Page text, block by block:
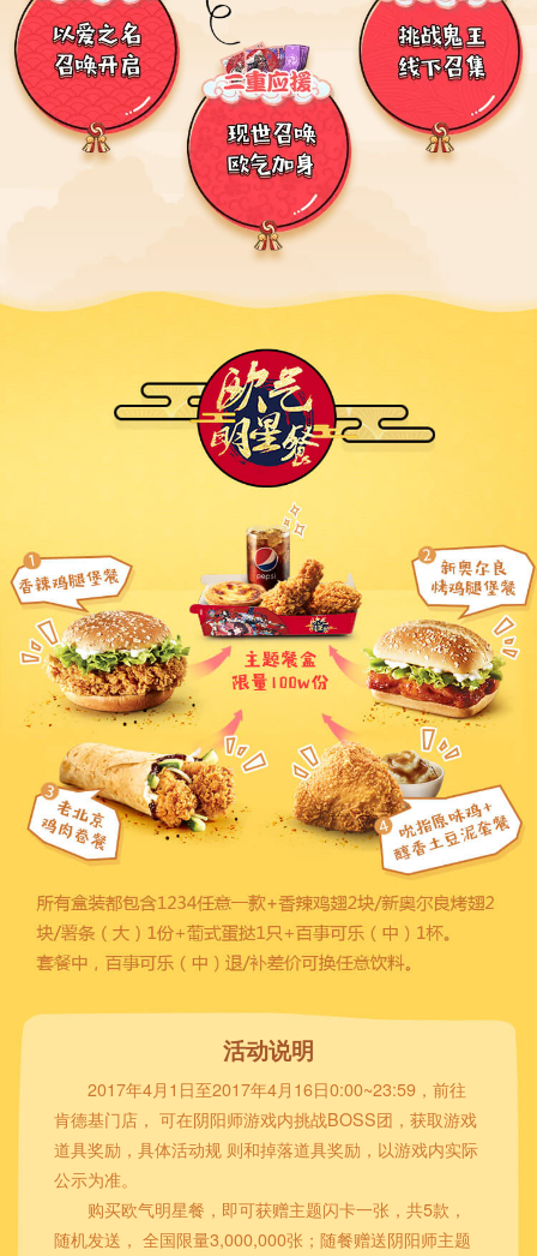
活动说明
2017年4月1日至2017年4月16日0:00~23:59，前往
肯德基门店， 可在阴阳师游戏内挑战BOSS团，获取游戏
道具奖励，具体活动规 则和掉落道具奖励，以游戏内实际
公示为准。
购买欧气明星餐，即可获赠主题闪卡一张，共5款，
随机发送， 全国限量3,000,000张；随餐赠送阴阳师主题